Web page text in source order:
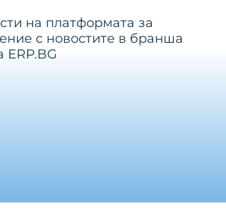
на платформата за
с новостите в бранша
ERP.BG